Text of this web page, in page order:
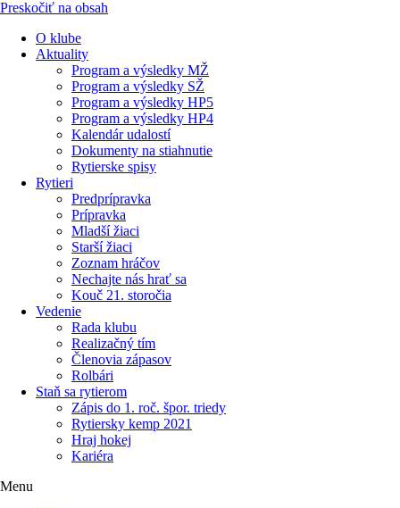
Preskočiť na obsah
O klube
Aktuality
Program a výsledky MŽ
Program a výsledky SŽ
Program a výsledky HP5
Program a výsledky HP4
Kalendár udalostí
Dokumenty na stiahnutie
Rytierske spisy
Rytieri
Predprípravka
Prípravka
Mladší žiaci
Starší žiaci
Zoznam hráčov
Nechajte nás hrať sa
Kouč 21. storočia
Vedenie
Rada klubu
Realizačný tím
Členovia zápasov
Rolbári
Staň sa rytierom
Zápis do 1. roč. špor. triedy
Rytiersky kemp 2021
Hraj hokej
Kariéra
Menu